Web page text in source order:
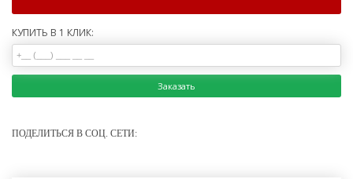
КУПИТЬ В 1 КЛИК:
Заказать
ПОДЕЛИТЬСЯ В СОЦ. СЕТИ: